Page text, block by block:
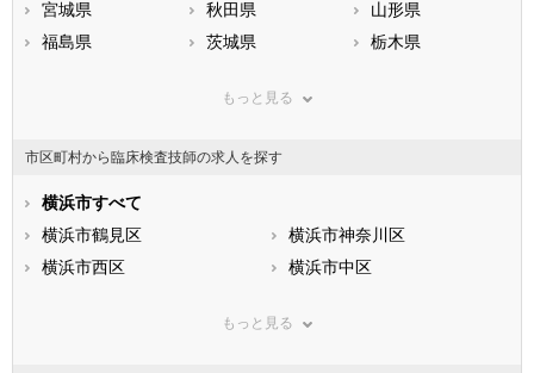
宮城県 秋田県
山形県
福島県
茨城県
栃木県
神奈川県
石川県
福井県
静岡県
滋賀県
大阪府
兵庫県
和歌山県
山口県
もっと見る
市区町村から臨床検査技師の求人を探す
横浜市すべて
横浜市鶴見区
横浜市神奈川区
横浜市西区
横浜市中区
横浜市金沢区
もっと見る